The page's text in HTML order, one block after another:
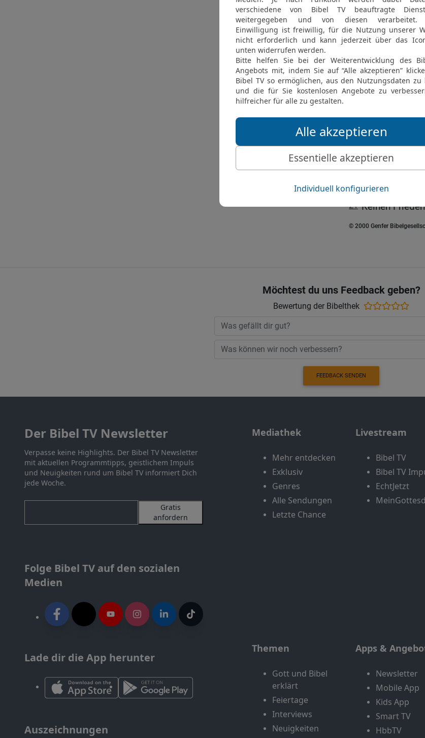
das Herz der
16 Denn ich will
sein; denn ihr
Seelen, die ich
17 Über [Israels]
schlug es,
weiter ab auf
Seine Wege
es leiten und ihm
vergelten,
19 indem ich
Fernen und den
Aber die
ruhig sein kann,
21 Keinen
© 2000 Genfer
Möchtest du uns Feedback geben?
Bewertung der Bibelthek
FEEDBACK SENDEN
Der Bibel TV Newsletter
Verpasse keine Highlights. Der Bibel TV Newsletter
mit aktuellen Programmtipps, geistlichem Impuls
und Neuigkeiten rund um Bibel TV informiert Dich
jede Woche.
Gratis
anfordern
Folge Bibel TV auf den sozialen
Medien
Lade dir die App herunter
Auszeichnungen
Mediathek
Mehr entdecken
Exklusiv
Genres
Alle Sendungen
Letzte Chance
Livestream
Bibel TV
Bibel TV
EchtJetzt
Themen
Gott und Bibel
erklärt
Feiertage
Interviews
Neuigkeiten
Apps &
Newsletter
Mobile App
Kids App
Smart TV
HbbTV